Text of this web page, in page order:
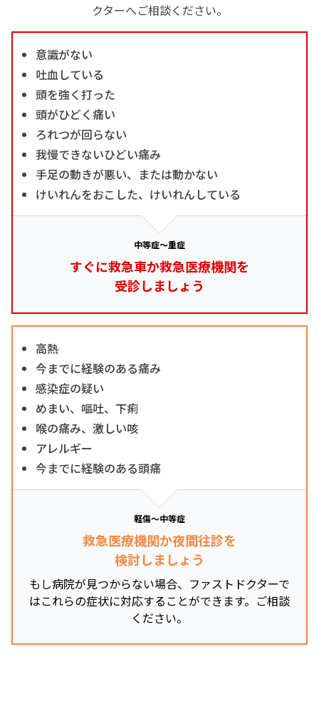
クターへご相談ください。
意識がない
吐血している
頭を強く打った
頭がひどく痛い
ろれつが回らない
我慢できないひどい痛み
手足の動きが悪い、または動かない
けいれんをおこした、けいれんしている
中等症～重症
すぐに救急車か救急医療機関を
受診しましょう
高熱
今までに経験のある痛み
感染症の疑い
めまい、嘔吐、下痢
喉の痛み、激しい咳
アレルギー
今までに経験のある頭痛
軽傷～中等症
救急医療機関か夜間往診を
検討しましょう
もし病院が見つからない場合、ファストドクターで
はこれらの症状に対応することができます。ご相談
ください。